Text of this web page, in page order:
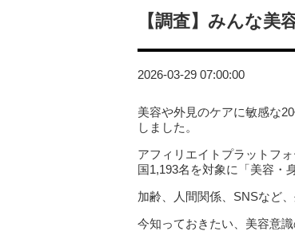
【調査】みんな美
2026-03-29 07:00:00
美容や外見のケアに敏感な
しました。
アフィリエイトプラットフ
国1,193名を対象に「美容・
加齢、人間関係、SNSなど
今知っておきたい、美容意